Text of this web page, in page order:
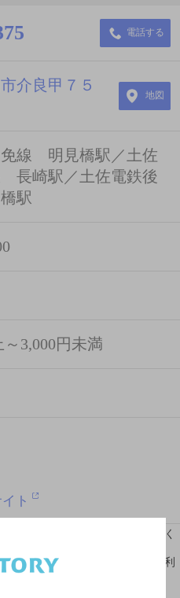
電話する
介良甲７５
地図
免線 明見橋駅／土佐
長崎駅／土佐電鉄後
駅
～3,000円未満
ト
と異なる場合があります。詳しく
ンテンツはお客様のご判断でご利